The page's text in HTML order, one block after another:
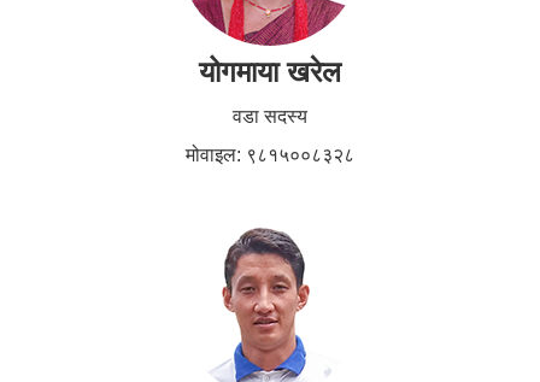
योगमाया खरेल
वडा सदस्य
मोवाइल: ९८१५००८३२८